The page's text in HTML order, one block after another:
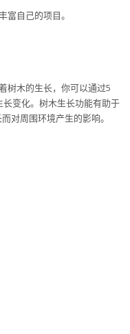
富自己的项目。
树木的生长，你可以通过5
变化。树木生长功能有助于
对周围环境产生的影响。